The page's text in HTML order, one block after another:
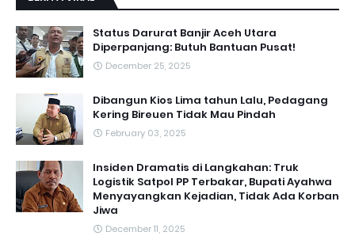
Status Darurat Banjir Aceh Utara
Diperpanjang: Butuh Bantuan Pusat!
December 25, 2025
Dibangun Kios Lima tahun Lalu, Pedagang
Kering Bireuen Tidak Mau Pindah
February 03, 2025
Insiden Dramatis di Langkahan: Truk
Logistik Satpol PP Terbakar, Bupati Ayahwa
Menyayangkan Kejadian, Tidak Ada Korban
Jiwa
December 11, 2025